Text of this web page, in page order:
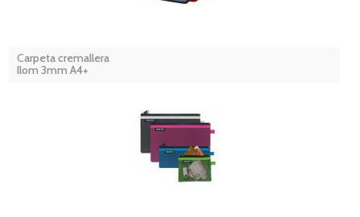
Carpeta cremallera
llom 3mm A4+